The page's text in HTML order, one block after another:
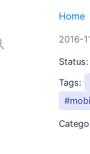
Home
2016-
Tags: